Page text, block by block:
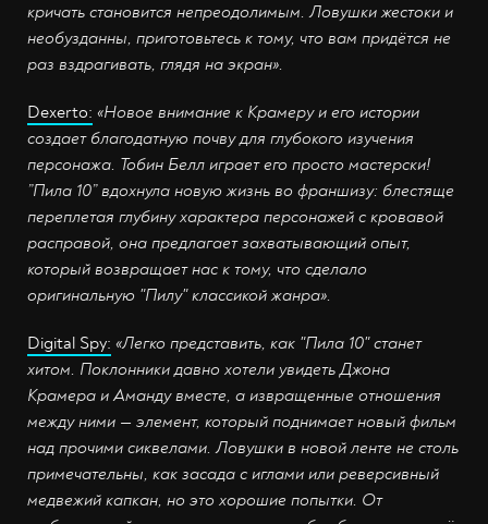
кричать становится непреодолимым. Ловушки жестоки и
необузданны, приготовьтесь к тому, что вам придётся не
раз вздрагивать, глядя на экран».
Dexerto: «Новое внимание к Крамеру и его истории
создает благодатную почву для глубокого изучения
персонажа. Тобин Белл играет его просто мастерски!
”Пила 10” вдохнула новую жизнь во франшизу: блестяще
переплетая глубину характера персонажей с кровавой
расправой, она предлагает захватывающий опыт,
который возвращает нас к тому, что сделало
оригинальную "Пилу" классикой жанра».
Digital Spy: «Легко представить, как "Пила 10" станет
хитом. Поклонники давно хотели увидеть Джона
Крамера и Аманду вместе, а извращенные отношения
между ними — элемент, который поднимает новый фильм
над прочими сиквелами. Ловушки в новой ленте не столь
примечательны, как засада с иглами или реверсивный
медвежий капкан, но это хорошие попытки. От